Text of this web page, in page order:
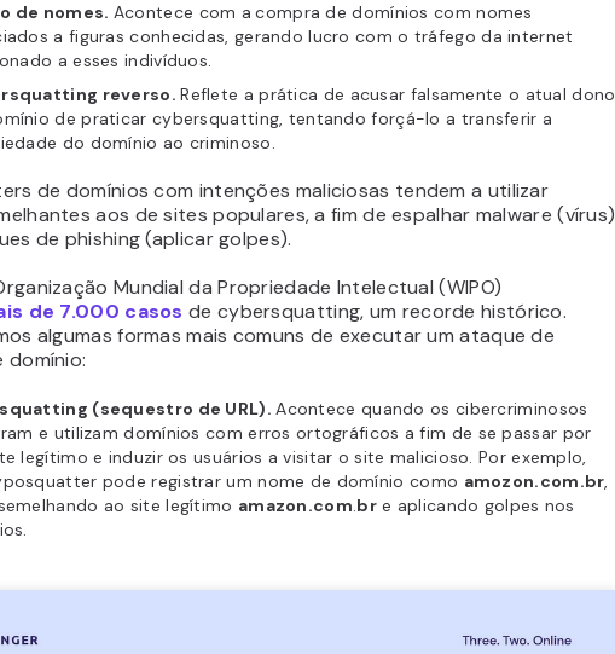
de nomes. Acontece com a compra de domínios com nomes
a figuras conhecidas, gerando lucro com o tráfego da internet
a esses indivíduos.
reverso.Reflete a prática de acusar falsamente o atual dono
de praticar cybersquatting, tentando forçá-lo a transferir a
do domínio ao criminoso.
de domínios com intenções maliciosas tendem a utilizar
aos de sites populares, a fim de espalhar malware (vírus)
de phishing (aplicar golpes).
Mundial da Propriedade Intelectual (WIPO)
de 7.000 casos de cybersquatting, um recorde histórico.
algumas formas mais comuns de executar um ataque de
(sequestro de URL).Acontece quando os cibercriminosos
e utilizam domínios com erros ortográficos a fim de se passar por
legítimo e induzir os usuários a visitar o site malicioso. Por exemplo,
pode registrar um nome de domínio como amozon.com.br,
ao site legítimo amazon.com.bre aplicando golpes nos